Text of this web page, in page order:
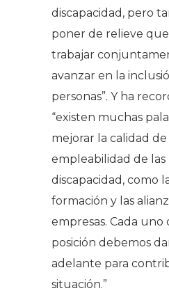
discapacidad, pero
poner de relieve que
trabajar
avanzar en la
personas”. Y ha
“existen muchas
mejorar la calidad de
empleabilidad de las
discapacidad, como
formación y las
empresas. Cada uno
posición debemos
adelante para
situación.”